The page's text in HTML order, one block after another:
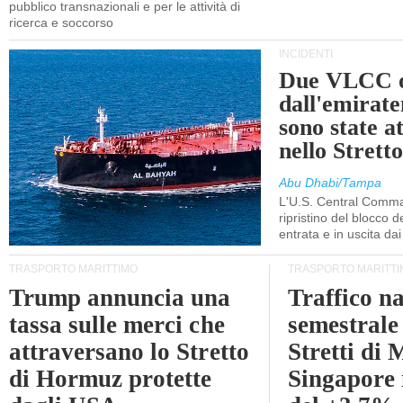
pubblico transnazionali e per le attività di
ricerca e soccorso
INCIDENTI
Due VLCC
sono state
nello
Abu Dhabi/Tampa
L'U.S. Central
ripristino del blocco
entrata e in uscita
TRASPORTO MARITTIMO
Trump annuncia una
tassa sulle merci che
attraversano lo Stretto
di Hormuz protette
TRASPORTO
Traffico
Stretti di